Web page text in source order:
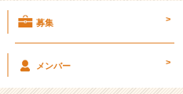
募集 >
メンバー >